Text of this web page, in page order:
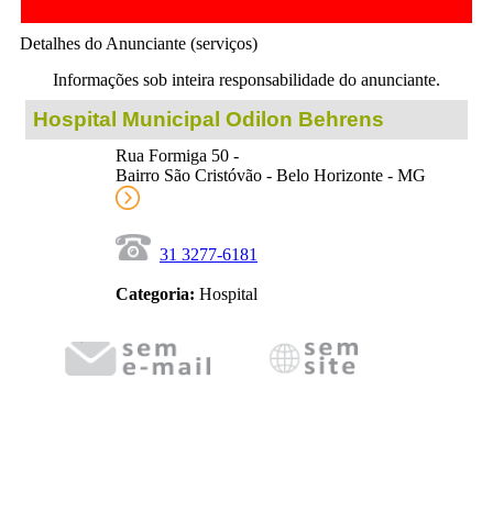
Detalhes do Anunciante (serviços)
Informações sob inteira responsabilidade do anunciante.
Hospital Municipal Odilon Behrens
Rua Formiga 50 -
Bairro São Cristóvão - Belo Horizonte - MG
31 3277-6181
Categoria: Hospital